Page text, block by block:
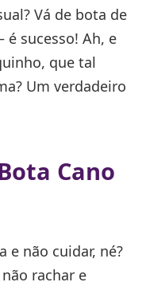
Vá de bota de
é sucesso! Ah, e
que tal
Um verdadeiro
Cano
e não cuidar, né?
rachar e